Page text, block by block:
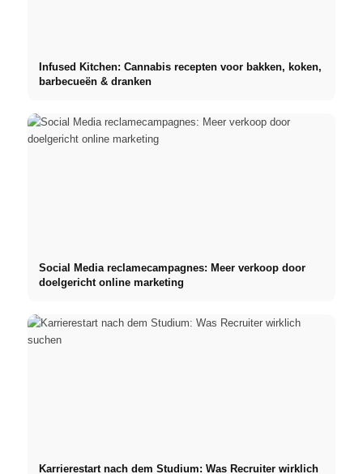
Infused Kitchen: Cannabis recepten voor bakken, koken,
barbecueën & dranken
Social Media reclamecampagnes: Meer verkoop door
doelgericht online marketing
Karrierestart nach dem Studium: Was Recruiter wirklich